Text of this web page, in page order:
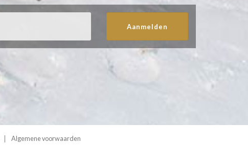
Aanmelden
Algemene voorwaarden